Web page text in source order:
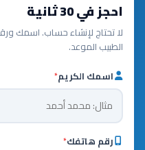
احجز في 30 ثانية
لا تحتاج لإنشاء حساب. اسمك
الطبيب الموعد.
اسمك الكريم*
رقم هاتفك*